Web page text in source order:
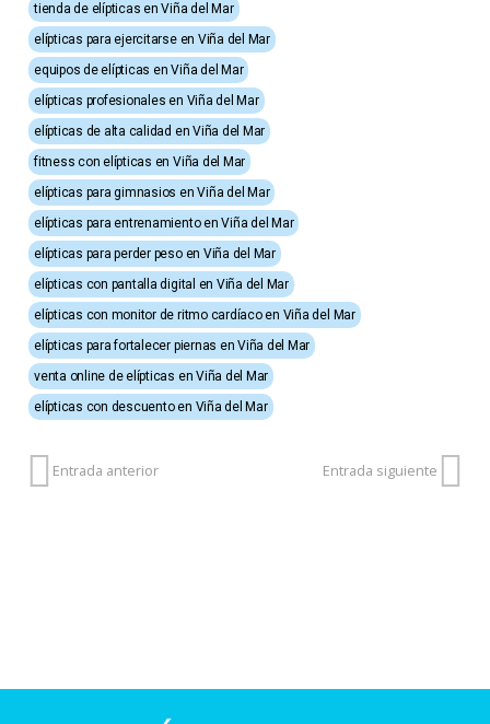
tienda de elípticas en Viña del Mar
elípticas para ejercitarse en Viña del Mar
equipos de elípticas en Viña del Mar
elípticas profesionales en Viña del Mar
elípticas de alta calidad en Viña del Mar
fitness con elípticas en Viña del Mar
elípticas para gimnasios en Viña del Mar
elípticas para entrenamiento en Viña del Mar
elípticas para perder peso en Viña del Mar
elípticas con pantalla digital en Viña del Mar
elípticas con monitor de ritmo cardíaco en Viña del Mar
elípticas para fortalecer piernas en Viña del Mar
venta online de elípticas en Viña del Mar
elípticas con descuento en Viña del Mar
Entrada anterior Entrada siguiente